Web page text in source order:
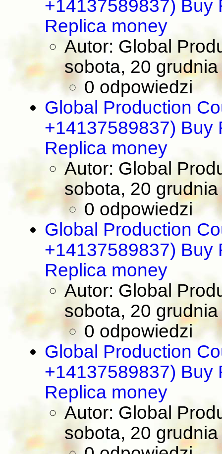
+14137589837) Buy
Replica money
Autor: Global
sobota, 20
0 odpowiedzi
Global Production
+14137589837) Buy
Replica money
Autor: Global
sobota, 20
0 odpowiedzi
Global Production
+14137589837) Buy
Replica money
Autor: Global
sobota, 20
0 odpowiedzi
Global Production
+14137589837) Buy
Replica money
Autor: Global
sobota, 20